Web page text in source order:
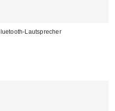
Lautsprecher